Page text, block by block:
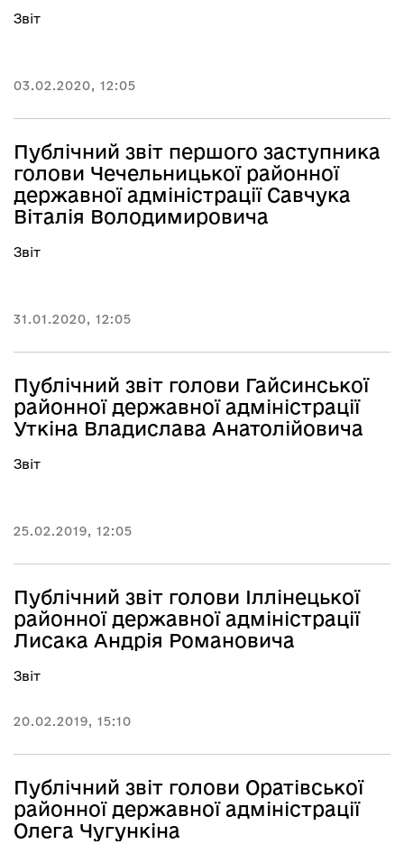
Звіт
03.02.2020, 12:05
Публічний звіт першого заступника
голови Чечельницької районної
державної адміністрації Савчука
Віталія Володимировича
Звіт
31.01.2020, 12:05
Публічний звіт голови Гайсинської
районної державної адміністрації
Уткіна Владислава Анатолійовича
Звіт
25.02.2019, 12:05
Публічний звіт голови Іллінецької
районної державної адміністрації
Лисака Андрія Романовича
Звіт
20.02.2019, 15:10
Публічний звіт голови Оратівської
районної державної адміністрації
Олега Чугункіна